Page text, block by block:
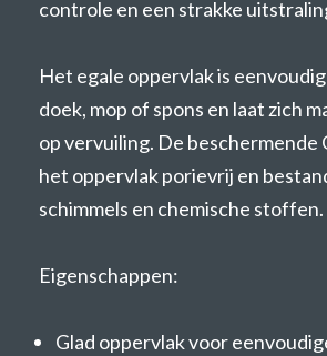
controle en een strakke
Het egale oppervlak is
doek, mop of spons en laat zich
op vervuiling. De beschermende
het oppervlak porievrij en
schimmels en chemische stoffen.
Eigenschappen:
Glad oppervlak voor